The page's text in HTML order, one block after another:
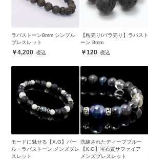
ラバストーン8mm シンプル
ブレスレット
4,200
【粒売り/バラ売り】ラバスト
ーン 8mm
120
モードに魅せる【X.G】パー
ル・ラバストーン メンズブレ
スレット
洗練されたディープブルー
【X.G】宝石質サファイア
メンズブレスレット